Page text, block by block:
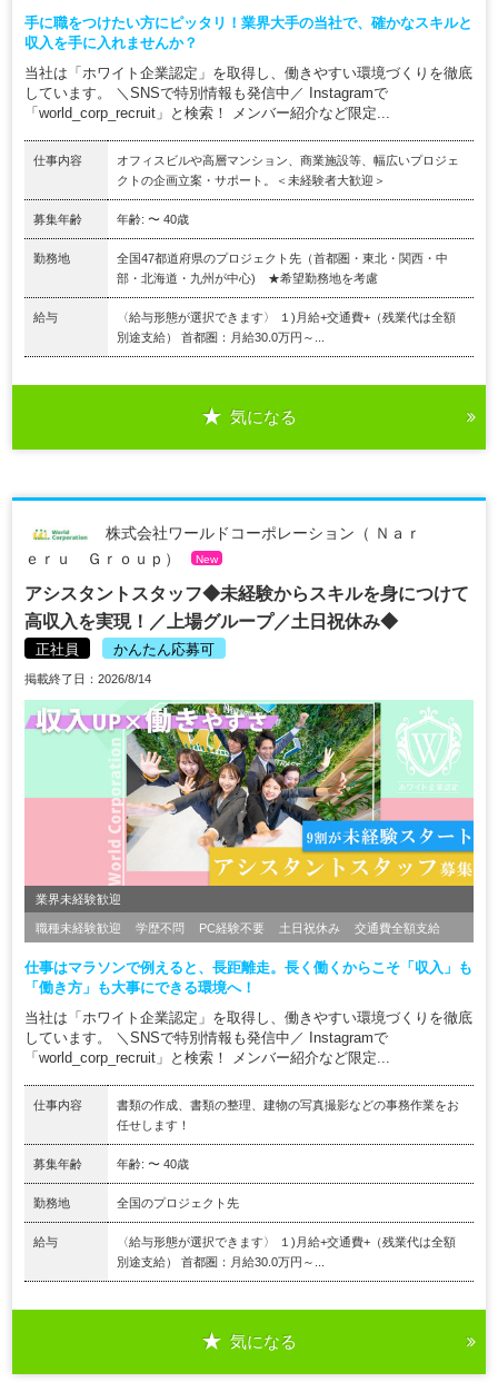
手に職をつけたい方にピッタリ！業界大手の当社で、確かなスキルと
収入を手に入れませんか？
当社は「ホワイト企業認定」を取得し、働きやすい環境づくりを徹底
しています。 ＼SNSで特別情報も発信中／ Instagramで
「world_corp_recruit」と検索！ メンバー紹介など限定...
仕事内容
オフィスビルや高層マンション、商業施設等、幅広いプロジェ
クトの企画立案・サポート。＜未経験者大歓迎＞
募集年齢 年齢: 〜 40歳
勤務地
全国47都道府県のプロジェクト先（首都圏・東北・関西・中
部・北海道・九州が中心) ★希望勤務地を考慮
給与
〈給与形態が選択できます〉 １)月給+交通費+（残業代は全額
別途支給） 首都圏：月給30.0万円～...
気になる
株式会社ワールドコーポレーション（ Ｎａｒ
ｅｒｕ Ｇｒｏｕｐ）
New
アシスタントスタッフ◆未経験からスキルを身につけて
高収入を実現！／上場グループ／土日祝休み◆
正社員 かんたん応募可
掲載終了日：2026/8/14
業界未経験歓迎
職種未経験歓迎 学歴不問 PC経験不要 土日祝休み 交通費全額支給
仕事はマラソンで例えると、長距離走。長く働くからこそ「収入」も
「働き方」も大事にできる環境へ！
当社は「ホワイト企業認定」を取得し、働きやすい環境づくりを徹底
しています。 ＼SNSで特別情報も発信中／ Instagramで
「world_corp_recruit」と検索！ メンバー紹介など限定...
仕事内容
書類の作成、書類の整理、建物の写真撮影などの事務作業をお
任せします！
募集年齢 年齢: 〜 40歳
勤務地 全国のプロジェクト先
給与
〈給与形態が選択できます〉 １)月給+交通費+（残業代は全額
別途支給） 首都圏：月給30.0万円～...
気になる